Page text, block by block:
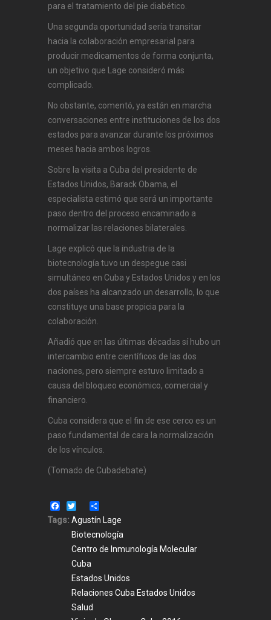
para el tratamiento del pie diabético.
Una segunda oportunidad sería transitar
hacia la colaboración empresarial para
producir medicamentos de forma conjunta,
un objetivo que Lage consideró más
complicado.
No obstante, comentó, ya están en marcha
conversaciones entre instituciones de los dos
estados para avanzar durante los próximos
meses hacia ambos logros.
Sobre la visita a Cuba del presidente de
Estados Unidos, Barack Obama, el
especialista estimó que será un importante
paso dentro del proceso encaminado a
normalizar las relaciones bilaterales.
Lage explicó que la industria de la
biotecnología tuvo un despegue casi
simultáneo en Cuba y Estados Unidos y en los
dos países ha alcanzado un desarrollo, lo que
constituye una base propicia para la
colaboración.
Añadió que en las últimas décadas sí hubo un
intercambio entre científicos de las dos
naciones, pero siempre estuvo limitado a
causa del bloqueo económico, comercial y
financiero.
Cuba considera que el fin de ese cerco es un
paso fundamental de cara la normalización
de los vínculos.
(Tomado de Cubadebate)
Facebook
Twitter
Tags: Agustín Lage
Biotecnología
Centro de Inmunología Molecular
Cuba
Estados Unidos
Relaciones Cuba Estados Unidos
Salud